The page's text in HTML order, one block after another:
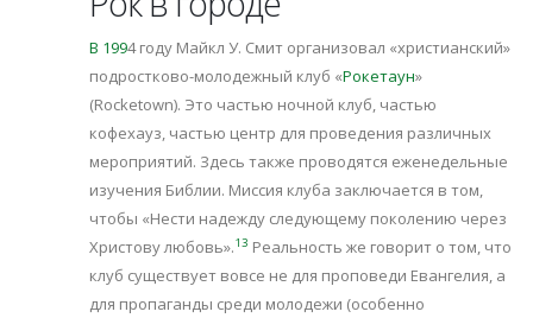
В 1994 году Майкл У. Смит организовал «христианский»
подростково-молодежный клуб «Рокетаун»
(Rocketown). Это частью ночной клуб, частью
кофехауз, частью центр для проведения различных
мероприятий. Здесь также проводятся еженедельные
изучения Библии. Миссия клуба заключается в том,
чтобы «Нести надежду следующему поколению через
Христову любовь».13 Реальность же говорит о том, что
клуб существует вовсе не для проповеди Евангелия, а
для пропаганды среди молодежи (особенно